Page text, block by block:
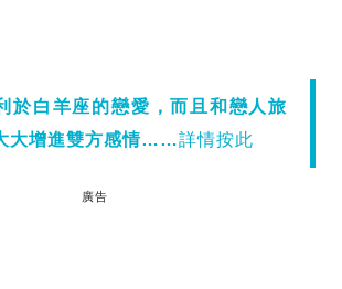
於白羊座的戀愛，而且和戀人旅
大增進雙方感情……詳情按此
廣告